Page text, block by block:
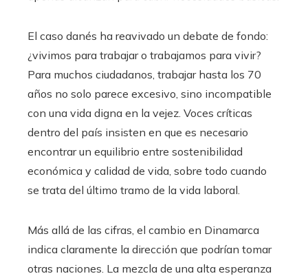
El caso danés ha reavivado un debate de fondo:
¿vivimos para trabajar o trabajamos para vivir?
Para muchos ciudadanos, trabajar hasta los 70
años no solo parece excesivo, sino incompatible
con una vida digna en la vejez. Voces críticas
dentro del país insisten en que es necesario
encontrar un equilibrio entre sostenibilidad
económica y calidad de vida, sobre todo cuando
se trata del último tramo de la vida laboral.
Más allá de las cifras, el cambio en Dinamarca
indica claramente la dirección que podrían tomar
otras naciones. La mezcla de una alta esperanza